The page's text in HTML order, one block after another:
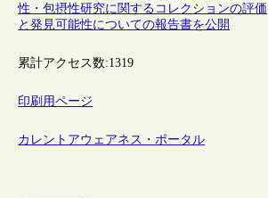
性・包摂性研究に関するコレクションの評価
と発見可能性についての報告書を公開
累計アクセス数:1319
印刷用ページ
カレントアウェアネス・ポータル